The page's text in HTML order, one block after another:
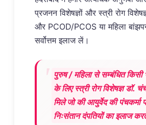
प्रजनन विशेषज्ञों और स्त्री रोग
और PCOD/PCOS या महिला
सर्वोत्तम इलाज लें।
पुरुष / महिला से सम्बंधित किसी
के लिए स्त्री रोग विशेषज्ञ डॉ.
मिले जो की आयुर्वेद की पंचकर्मा
निःसंतान दंपतियों का इलाज